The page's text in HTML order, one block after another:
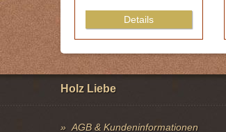
Details
Holz Liebe
AGB & Kundeninformationen